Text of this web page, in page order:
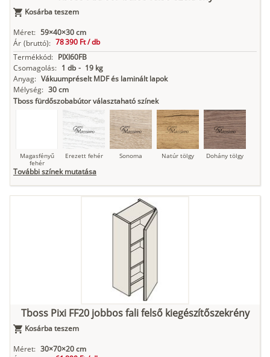
Antracit Matt fekete
Kosárba teszem
Méret: 59×40×30 cm
Ár (bruttó): 78 390 Ft /db
Termékkód: PIXI60FB
Csomagolás: 1 db - 19 kg
Anyag: Vákuumpréselt MDF és laminált lapok
Mélység: 30 cm
Tboss fürdőszobabútor választaható színek
Magasfényű
fehér
Erezett fehér Sonoma Natúr tölgy Dohány tölgy
Loft beton
Nádzöld
Antracit Matt fekete
További színek mutatása
Tboss Pixi FF20 jobbos fali felső kiegészítőszekrény
Kosárba teszem
Méret: 30×70×20 cm